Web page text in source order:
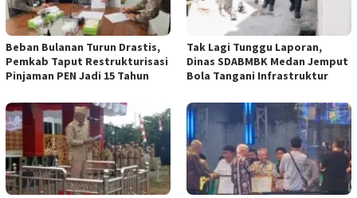
Beban Bulanan Turun Drastis,
Pemkab Taput Restrukturisasi
Pinjaman PEN Jadi 15 Tahun‎
Tak Lagi Tunggu Laporan,
Dinas SDABMBK Medan Jemput
Bola Tangani Infrastruktur